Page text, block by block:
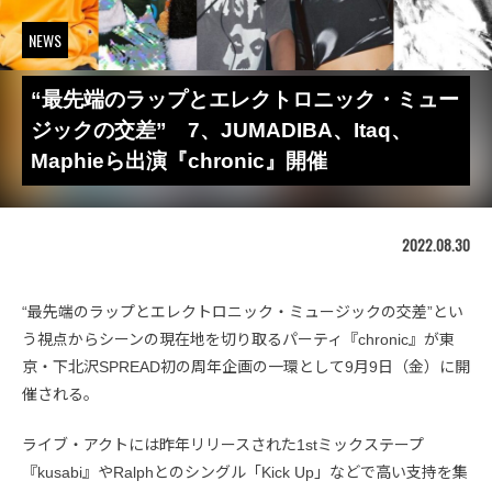
NEWS
“最先端のラップとエレクトロニック・ミュー
ジックの交差” 7、JUMADIBA、Itaq、
Maphieら出演『chronic』開催
2022.08.30
“最先端のラップとエレクトロニック・ミュージックの交差”とい
う視点からシーンの現在地を切り取るパーティ『chronic』が東
京・下北沢SPREAD初の周年企画の一環として9月9日（金）に開
催される。
ライブ・アクトには昨年リリースされた1stミックステープ
『kusabi』やRalphとのシングル「Kick Up」などで高い支持を集